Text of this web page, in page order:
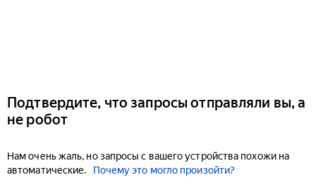
Подтвердите, что запросы отправляли вы, а
не робот
Нам очень жаль, но запросы с вашего устройства похожи на
автоматические.
Почему это могло произойти?